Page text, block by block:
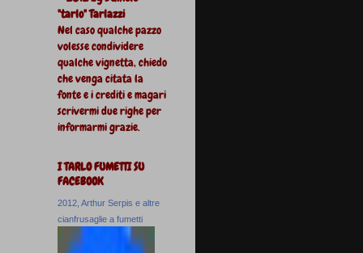
"tarlo" Tarlazzi
Nel caso qualche pazzo
volesse condividere
qualche vignetta, chiedo
che venga citata la
fonte e i crediti e magari
scrivermi due righe per
informarmi grazie.
I TARLO FUMETTI SU
FACEBOOK
2012, Arthur Serpis e altre
cianfrusaglie a fumetti